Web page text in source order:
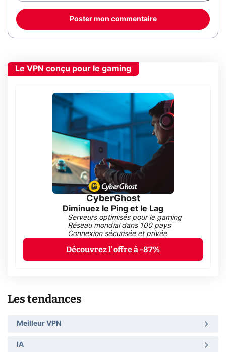
Poster mon commentaire
Le VPN conçu pour le gaming
CyberGhost
Diminuez le Ping et le Lag
Serveurs optimisés pour le gaming
Réseau mondial dans 100 pays
Connexion sécurisée et privée
Découvrez l'offre à -87%
Les tendances
Meilleur VPN
IA